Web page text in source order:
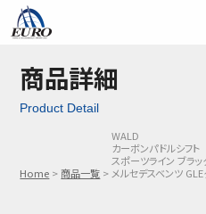
ご利用方法
メール問い合わせ
商品詳細
Product Detail
Home 商品一覧
WALD
カーボンパドルシフト
スポーツライン ブラッ
メルセデスベンツ